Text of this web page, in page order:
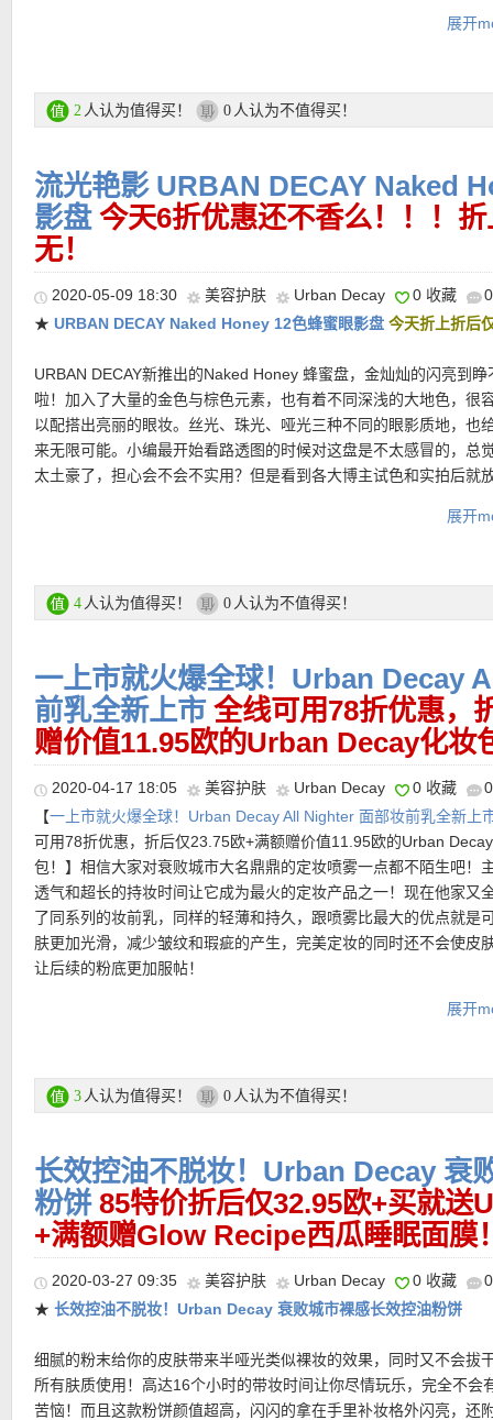
★ 特价活动区低至半价优惠：
老等多个版本可选
更多Urban Decay产品直达购买链接在此
★ 正价商品可用8折优惠码：MISSYOU
★ 邮费：全场满30欧德国境内免邮（普通快递），可直邮瑞士、荷
地利等地区，邮费详情请参考网站信息。
Lookfantastic网站中文图文购物教程点击此处 】
展开
2 人认为值得买！ 0 人认为不值得买！
流光艳影 URBAN DECAY Naked
影盘 今天6折优惠还不香么！！！
无！
2020-05-09 18:30 美容护肤 Urban Decay 0 收藏
★ URBAN DECAY Naked Honey 12色蜂蜜眼影盘 今天折上折后
URBAN DECAY新推出的Naked Honey 蜂蜜盘，金灿灿的闪亮到睁
啦！加入了大量的金色与棕色元素，也有着不同深浅的大地色，很
以配搭出亮丽的眼妆。丝光、珠光、哑光三种不同的眼影质地，也
来无限可能。小编最开始看路透图的时候对这盘是不太感冒的，总
太土豪了，担心会不会不实用？但是看到各大博主试色和实拍后就
购买链接见此
优惠码汇总：
★ 折上折优惠码：
sunny 少量品牌无效
★ 每单赠送两个赠品小样，自动放入购物车！！！
★优惠码点此查看
提醒一下，购物车里不要同时有特价和正价商品，这样会导致优惠
有时候购物车最上方会显示优惠码无效（显示错误），注意看购物
示最后的价格有折扣优惠！
★注意她家目前付款方式有所调整，可以选择Klarna付款方式，和
Rechnung付款一样，商品寄出后会通过Email发给你Rechnung，
天内转账就行
展开
4 人认为值得买！ 0 人认为不值得买！
一上市就火爆全球！Urban Decay
前乳全新上市 全线可用78折优惠，
赠价值11.95欧的Urban Decay化妆
2020-04-17 18:05 美容护肤 Urban Decay 0 收藏
【一上市就火爆全球！Urban Decay All Nighter 面部妆前乳全新上
可用78折优惠，折后仅23.75欧+满额赠价值11.95欧的Urban
包！】相信大家对衰败城市大名鼎鼎的定妆喷雾一点都不陌生吧！
透气和超长的持妆时间让它成为最火的定妆产品之一！现在他家又
了同系列的妆前乳，同样的轻薄和持久，跟喷雾比最大的优点就是
肤更加光滑，减少皱纹和瑕疵的产生，完美定妆的同时还不会使皮
让后续的粉底更加服帖！
更多Urban Decay产品直达购买链接在此
购买Urban Decay产品满41欧就送价值11.95欧的Urban Decay化妆
个：
展开
3 人认为值得买！ 0 人认为不值得买！
长效控油不脱妆！Urban Decay 衰
粉饼 85特价折后仅32.95欧+买就送
+满额赠Glow Recipe西瓜睡眠面膜
2020-03-27 09:35 美容护肤 Urban Decay 0 收藏
★ 长效控油不脱妆！Urban Decay 衰败城市裸感长效控油粉饼
细腻的粉末给你的皮肤带来半哑光类似裸妆的效果，同时又不会拔
所有肤质使用！高达16个小时的带妆时间让你尽情玩乐，完全不会
苦恼！而且这款粉饼颜值超高，闪闪的拿在手里补妆格外闪亮，还